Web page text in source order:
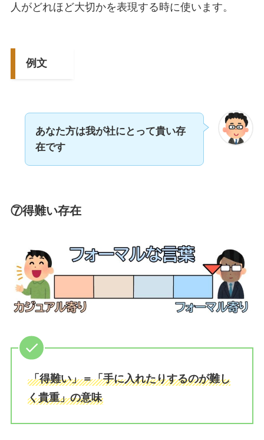
人がどれほど大切かを表現する時に使います。
例文
あなた方は我が社にとって貴い存
在です
⑦得難い存在
「得難い」＝「手に入れたりするのが難し
く貴重」の意味